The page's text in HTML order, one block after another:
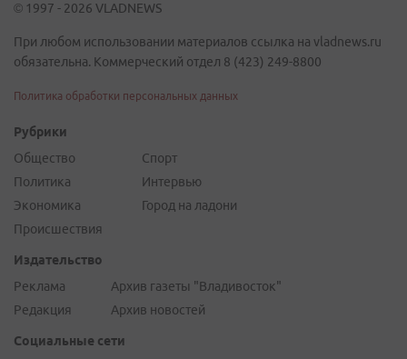
© 1997 - 2026 VLADNEWS
При любом использовании материалов ссылка на vladnews.ru
обязательна. Коммерческий отдел 8 (423) 249-8800
Политика обработки персональных данных
Рубрики
Общество
Политика
Экономика
Происшествия
Спорт
Интервью
Город на ладони
Издательство
Реклама
Редакция
Архив газеты "Владивосток"
Архив новостей
Социальные сети